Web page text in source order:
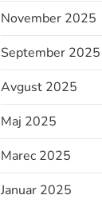
November 2025
September 2025
Avgust 2025
Maj 2025
Marec 2025
Januar 2025